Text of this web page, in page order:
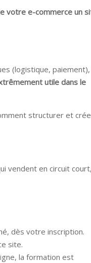
votre e-commerce un
(logistique,
utile dans le
structurer et
vendent en circuit
dès votre inscription.
site.
la formation est